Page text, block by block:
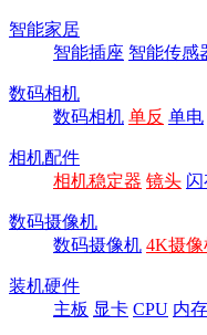
智能家居
智能插座 智能传感
数码相机
数码相机 单反 单电
相机配件
相机稳定器 镜头
数码摄像机
数码摄像机 4K摄像
装机硬件
主板 显卡 CPU 内存